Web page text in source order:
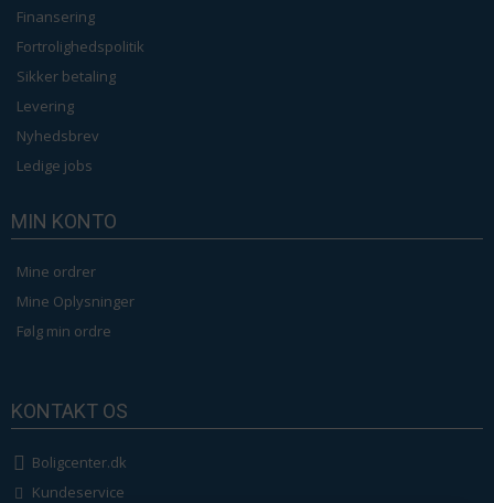
Finansering
Fortrolighedspolitik
Sikker betaling
Levering
Nyhedsbrev
Ledige jobs
MIN KONTO
Mine ordrer
Mine Oplysninger
Følg min ordre
KONTAKT OS
Boligcenter.dk
Kundeservice